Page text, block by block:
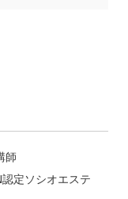
師
定ソシオエステ